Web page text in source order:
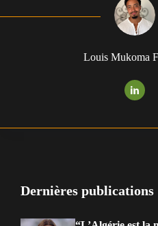
Louis Mukoma
Dernières publications